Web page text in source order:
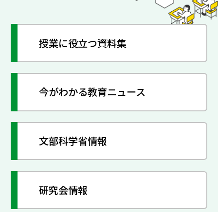
授業に役立つ資料集
今がわかる教育ニュース
文部科学省情報
研究会情報